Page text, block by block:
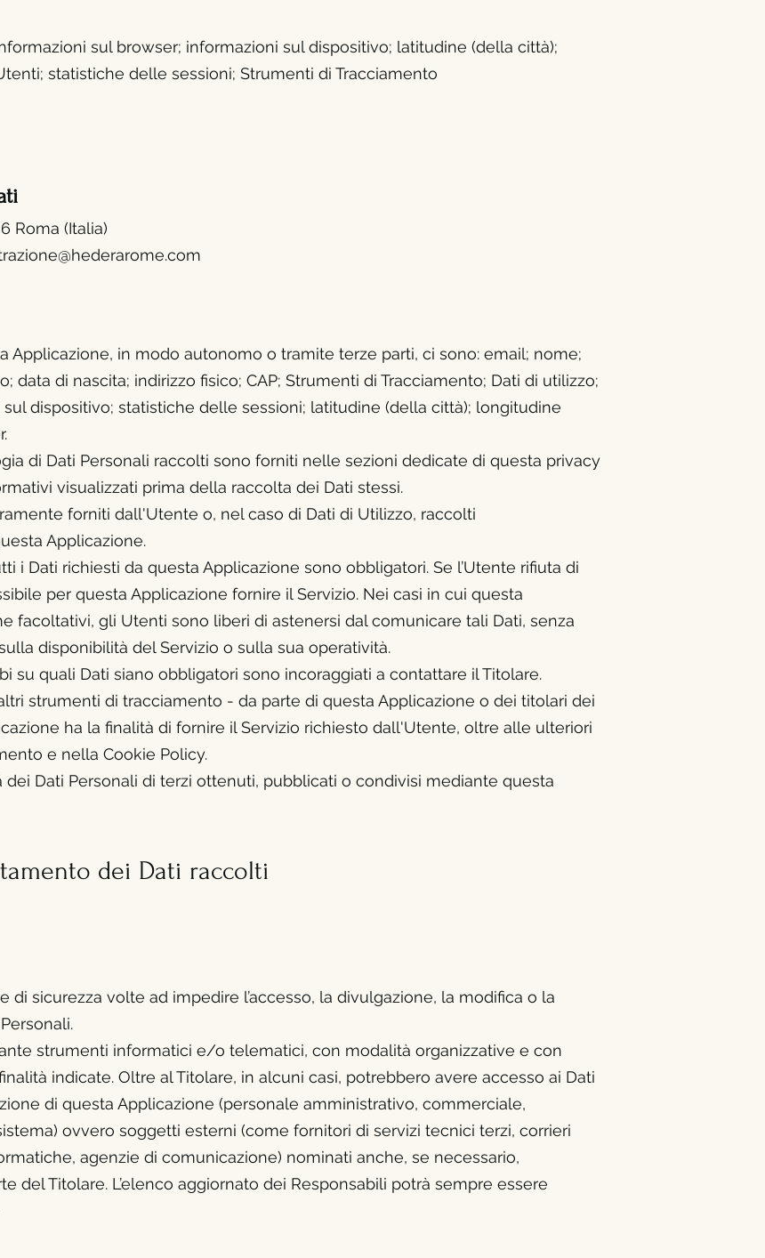
sul browser; informazioni sul dispositivo; latitudine (della città);
statistiche delle sessioni; Strumenti di Tracciamento
Roma (Italia)
Applicazione, in modo autonomo o tramite terze parti, ci sono: email; nome;
data di nascita; indirizzo fisico; CAP; Strumenti di Tracciamento; Dati di utilizzo;
dispositivo; statistiche delle sessioni; latitudine (della città); longitudine
di Dati Personali raccolti sono forniti nelle sezioni dedicate di questa privacy
visualizzati prima della raccolta dei Dati stessi.
forniti dall'Utente o, nel caso di Dati di Utilizzo, raccolti
Applicazione.
i Dati richiesti da questa Applicazione sono obbligatori. Se l’Utente rifiuta di
per questa Applicazione fornire il Servizio. Nei casi in cui questa
facoltativi, gli Utenti sono liberi di astenersi dal comunicare tali Dati, senza
disponibilità del Servizio o sulla sua operatività.
su quali Dati siano obbligatori sono incoraggiati a contattare il Titolare.
strumenti di tracciamento - da parte di questa Applicazione o dei titolari dei
ha la finalità di fornire il Servizio richiesto dall'Utente, oltre alle ulteriori
e nella Cookie Policy.
Dati Personali di terzi ottenuti, pubblicati o condivisi mediante questa
dei Dati raccolti
di sicurezza volte ad impedire l’accesso, la divulgazione, la modifica o la
strumenti informatici e/o telematici, con modalità organizzative e con
indicate. Oltre al Titolare, in alcuni casi, potrebbero avere accesso ai Dati
di questa Applicazione (personale amministrativo, commerciale,
ovvero soggetti esterni (come fornitori di servizi tecnici terzi, corrieri
agenzie di comunicazione) nominati anche, se necessario,
del Titolare. L’elenco aggiornato dei Responsabili potrà sempre essere